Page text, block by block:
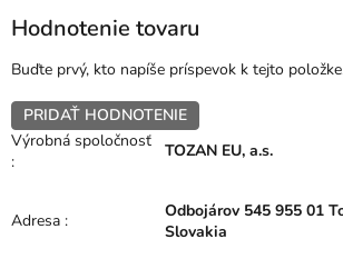
Hodnotenie tovaru
Buďte prvý, kto napíše príspevok k tejto
PRIDAŤ HODNOTENIE
Výrobná spoločnosť
:
TOZAN EU, a.s.
Adresa :
Odbojárov 545 955 01
Slovakia